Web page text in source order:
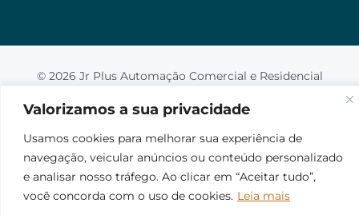
Não aceito
Aceito
© 2026 Jr Plus Automação Comercial e Residencial
CriaçãoCesarWeb
Fale Conosco